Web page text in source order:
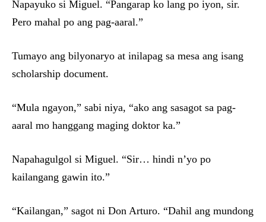
Napayuko si Miguel. “Pangarap ko lang po iyon, sir.
Pero mahal po ang pag-aaral.”
Tumayo ang bilyonaryo at inilapag sa mesa ang isang
scholarship document.
“Mula ngayon,” sabi niya, “ako ang sasagot sa pag-
aaral mo hanggang maging doktor ka.”
Napahagulgol si Miguel. “Sir… hindi n’yo po
kailangang gawin ito.”
“Kailangan,” sagot ni Don Arturo. “Dahil ang mundong